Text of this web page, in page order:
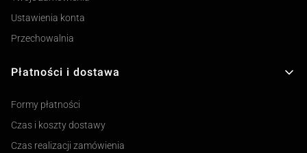
Ustawienia konta
Przechowalnia
Płatności i dostawa
Formy płatności
Czas i koszty dostawy
Czas realizacji zamówienia